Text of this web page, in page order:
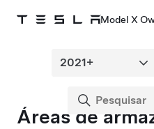
Model X
Áreas de